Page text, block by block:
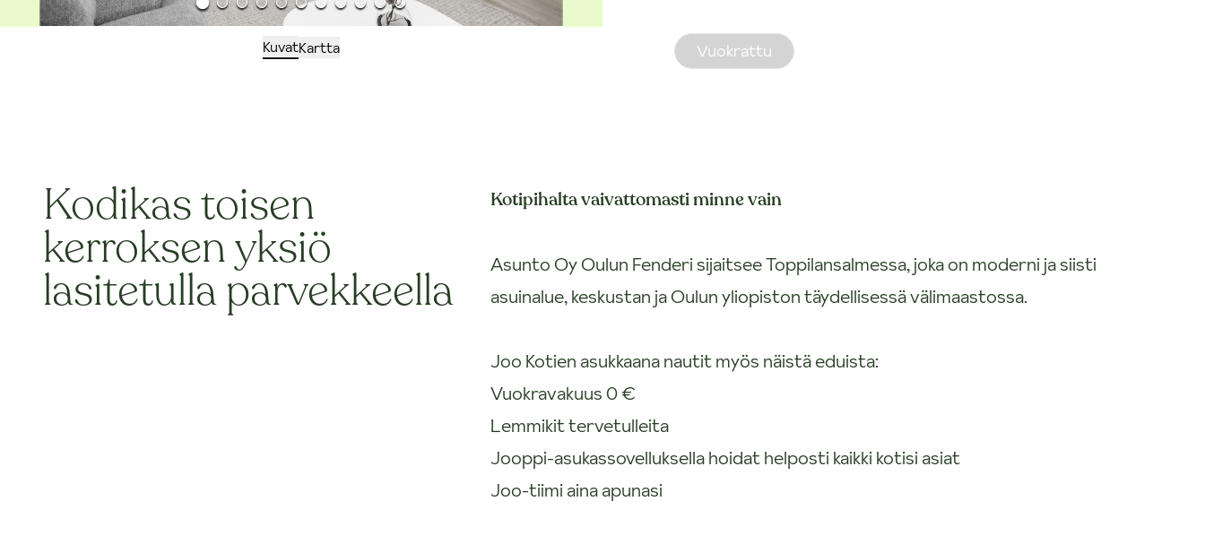
KuvatKartta Vuokrattu
Kodikas toisen
kerroksen yksiö
lasitetulla parvekkeella
Kotipihalta vaivattomasti minne vain
Asunto Oy Oulun Fenderi sijaitsee Toppilansalmessa, joka on moderni ja siisti
asuinalue, keskustan ja Oulun yliopiston täydellisessä välimaastossa.
Joo Kotien asukkaana nautit myös näistä eduista:
Vuokravakuus 0 €
Lemmikit tervetulleita
Jooppi-asukassovelluksella hoidat helposti kaikki kotisi asiat
Joo-tiimi aina apunasi